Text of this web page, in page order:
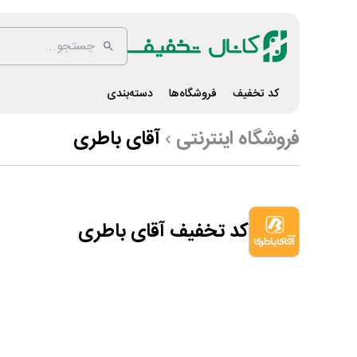
کد تخفیف فروشگاه‌ها دسته‌بندی
فروشگاه اینترنتی آقای باطری
کد تخفیف آقای باطری